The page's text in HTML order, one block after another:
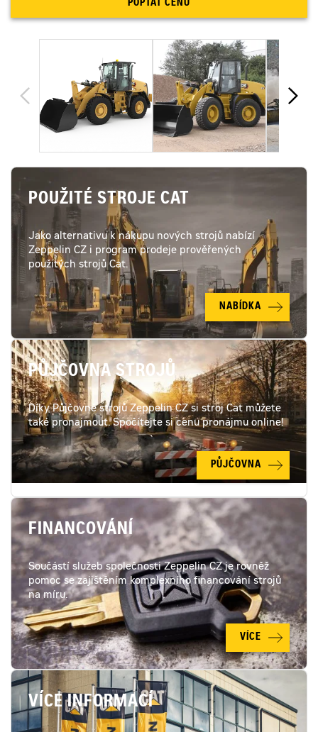
POPTAT CENU
POUŽITÉ STROJE CAT
Jako alternativu k nákupu nových strojů nabízí
Zeppelin CZ i program prodeje prověřených
použitých strojů Cat.
NABÍDKA
PŮJČOVNA STROJŮ
Díky Půjčovně strojů Zeppelin CZ si stroj Cat můžete
také pronajmout. Spočítejte si cenu pronájmu online!
PŮJČOVNA
FINANCOVÁNÍ
Součástí služeb společnosti Zeppelin CZ je rovněž
pomoc se zajištěním komplexního financování strojů
na míru.
VÍCE
VÍCE INFORMACÍ